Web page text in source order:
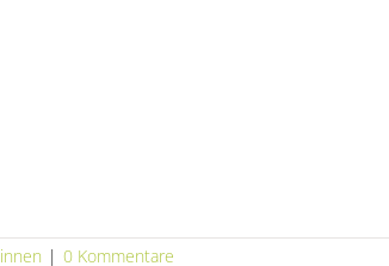
| 0 Kommentare